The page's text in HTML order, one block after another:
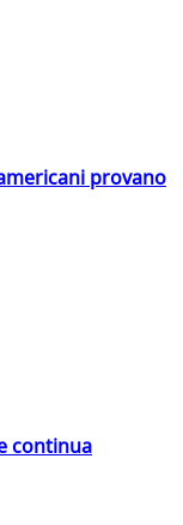
provano
continua